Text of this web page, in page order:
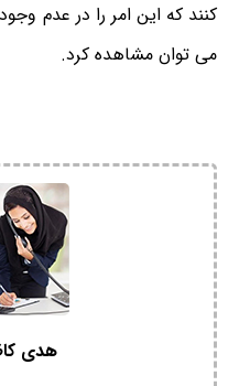
کنند که این امر را در عدم
می توان مشاهده کرد.
هدی